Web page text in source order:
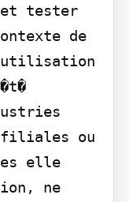
et tester
de
filiales ou
elle
ne